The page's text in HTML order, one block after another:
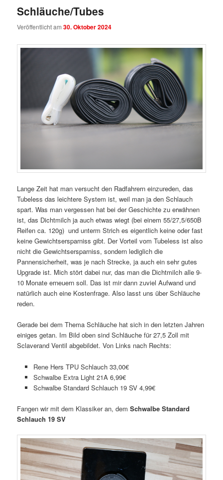
Schläuche/Tubes
Veröffentlicht am30. Oktober 2024
Lange Zeit hat man versucht den Radfahrern einzureden, das
Tubeless das leichtere System ist, weil man ja den Schlauch
spart. Was man vergessen hat bei der Geschichte zu erwähnen
ist, das Dichtmilch ja auch etwas wiegt (bei einem 55/27,5/650B
Reifen ca. 120g) und unterm Strich es eigentlich keine oder fast
keine Gewichtsersparniss gibt. Der Vorteil vom Tubeless ist also
nicht die Gewichtsersparniss, sondern lediglich die
Pannensicherheit, was je nach Strecke, ja auch ein sehr gutes
Upgrade ist. Mich stört dabei nur, das man die Dichtmilch alle 9-
10 Monate erneuern soll. Das ist mir dann zuviel Aufwand und
natürlich auch eine Kostenfrage. Also lasst uns über Schläuche
reden.
Gerade bei dem Thema Schläuche hat sich in den letzten Jahren
einiges getan. Im Bild oben sind Schläuche für 27,5 Zoll mit
Sclaverand Ventil abgebildet. Von Links nach Rechts:
Rene Hers TPU Schlauch 33,00€
Schwalbe Extra Light 21A 6,99€
Schwalbe Standard Schlauch 19 SV 4,99€
Fangen wir mit dem Klassiker an, demSchwalbe Standard
Schlauch 19 SV